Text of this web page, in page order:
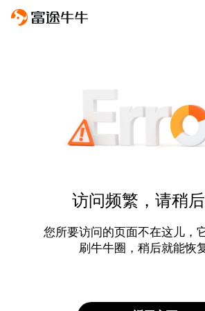
访问频繁，请稍
您所要访问的页面不在这儿，
刷牛牛圈，稍后就能恢